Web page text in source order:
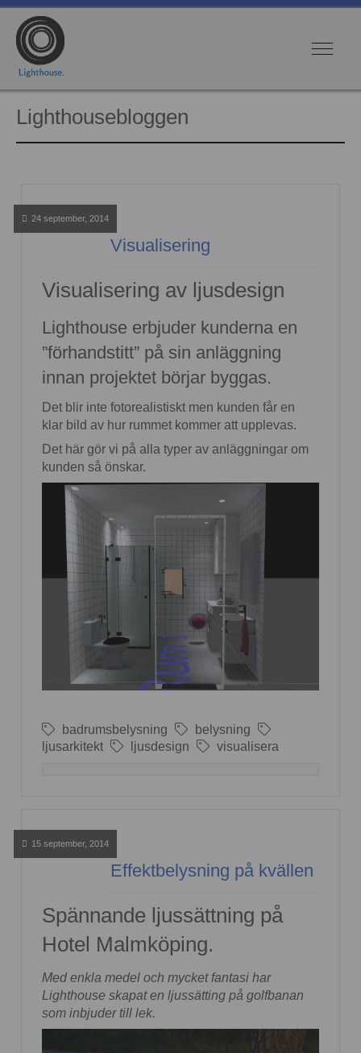
Lighthousebloggen
24 september, 2014
Visualisering
Visualisering av ljusdesign
Lighthouse erbjuder kunderna en
”förhandstitt” på sin anläggning
innan projektet börjar byggas.
Det blir inte fotorealistiskt men kunden får en
klar bild av hur rummet kommer att upplevas.
Det här gör vi på alla typer av anläggningar om
kunden så önskar.
badrumsbelysning
belysning
ljusarkitekt
ljusdesign visualisera
15 september, 2014
Effektbelysning på kvällen
Spännande ljussättning på
Hotel Malmköping.
Med enkla medel och mycket fantasi har
Lighthouse skapat en ljussätting på golfbanan
som inbjuder till lek.